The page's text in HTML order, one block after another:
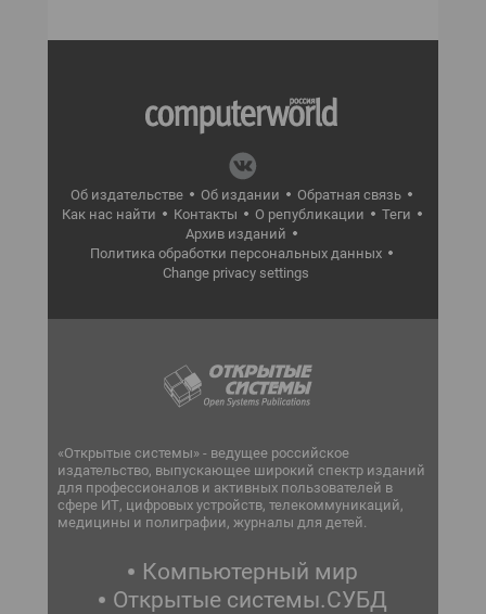
Об издательстве Об издании
Обратная связь
Как нас найти
Контакты О републикации
Теги
Архив изданий
Политика обработки персональных данных
Change privacy settings
«Открытые системы» - ведущее российское
издательство, выпускающее широкий спектр изданий
для профессионалов и активных пользователей в
сфере ИТ, цифровых устройств, телекоммуникаций,
медицины и полиграфии, журналы для детей.
Компьютерный мир
Открытые системы.СУБД